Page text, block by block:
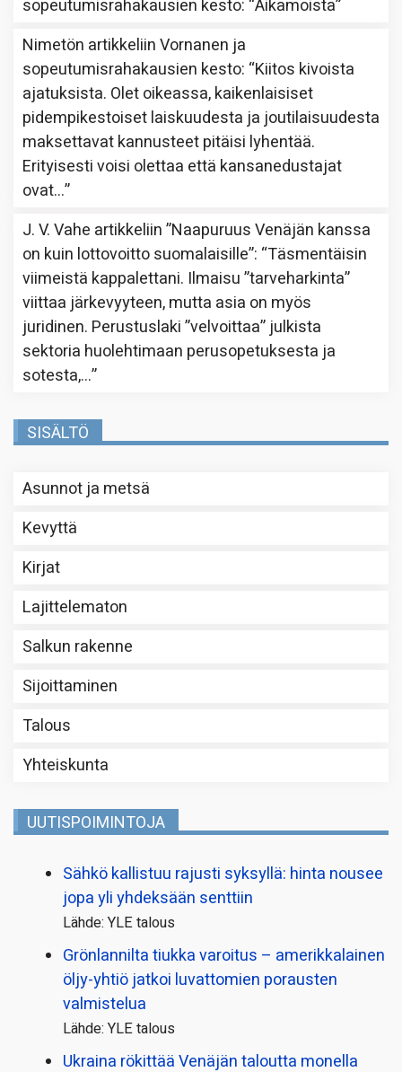
sopeutumisrahakausien kesto: “Aikamoista”
Nimetön artikkeliinVornanen ja
sopeutumisrahakausien kesto: “Kiitos kivoista
ajatuksista. Olet oikeassa, kaikenlaisiset
pidempikestoiset laiskuudesta ja joutilaisuudesta
maksettavat kannusteet pitäisi lyhentää.
Erityisesti voisi olettaa että kansanedustajat
ovat…”
J. V. Vahe artikkeliin”Naapuruus Venäjän kanssa
on kuin lottovoitto suomalaisille”: “Täsmentäisin
viimeistä kappalettani. Ilmaisu ”tarveharkinta”
viittaa järkevyyteen, mutta asia on myös
juridinen. Perustuslaki ”velvoittaa” julkista
sektoria huolehtimaan perusopetuksesta ja
sotesta,…”
SISÄLTÖ
Asunnot ja metsä
Kevyttä
Kirjat
Lajittelematon
Salkun rakenne
Sijoittaminen
Talous
Yhteiskunta
UUTISPOIMINTOJA
Sähkö kallistuu rajusti syksyllä: hinta nousee
jopa yli yhdeksään senttiin
Lähde: YLE talous
Grönlannilta tiukka varoitus – amerikkalainen
öljy-yhtiö jatkoi luvattomien porausten
valmistelua
Lähde: YLE talous
Ukraina rökittää Venäjän taloutta monella